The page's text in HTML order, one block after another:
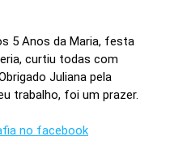
5 Anos da Maria, festa
curtiu todas com
Juliana pela
trabalho, foi um prazer.
no facebook